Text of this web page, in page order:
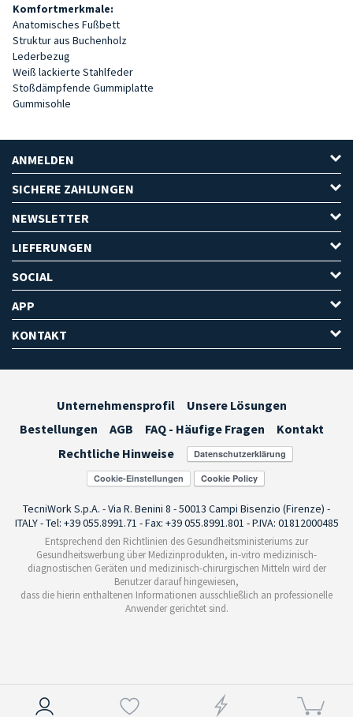
Komfortmerkmale:
Anatomisches Fußbett
Struktur aus Buchenholz
Lederbezug
Weiß lackierte Stahlfeder
Stoßdämpfende Gummiplatte
Gummisohle
ANMELDEN
SICHERE ZAHLUNGEN
NEWSLETTER
LIEFERUNGEN
SOCIAL
APP
KONTAKT
Unternehmensprofil
Unsere Lösungen
Bestellungen
AGB FAQ - Häufige Fragen
Kontakt
Rechtliche Hinweise
Cookie-Einstellungen
TecniWork S.p.A. - Via R. Benini 8 - 50013 Campi Bisenzio (Firenze) -
ITALY - Tel: +39 055.8991.71 - Fax: +39 055.8991.801 - P.IVA: 01812000485
Entsprechend den Richtlinien des Gesundheitsministeriums zur
Gesundheitswerbung über Medizinprodukten, in-vitro medizinisch-
diagnostischen Geräten und medizinisch-chirurgischen Mitteln wird der
Benutzer darauf hingewiesen,
dass die hierin enthaltenen Informationen ausschließlich an professionelle
Anwender gerichtet sind.